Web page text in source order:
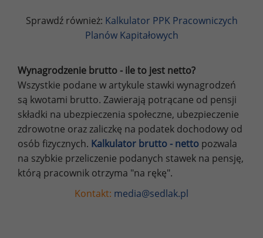
Sprawdź również: Kalkulator PPK Pracowniczych
Planów Kapitałowych
Wynagrodzenie brutto - ile to jest netto?
Wszystkie podane w artykule stawki wynagrodzeń
są kwotami brutto. Zawierają potrącane od pensji
składki na ubezpieczenia społeczne, ubezpieczenie
zdrowotne oraz zaliczkę na podatek dochodowy od
osób fizycznych. Kalkulator brutto - netto pozwala
na szybkie przeliczenie podanych stawek na pensję,
którą pracownik otrzyma "na rękę".
Kontakt: media@sedlak.pl